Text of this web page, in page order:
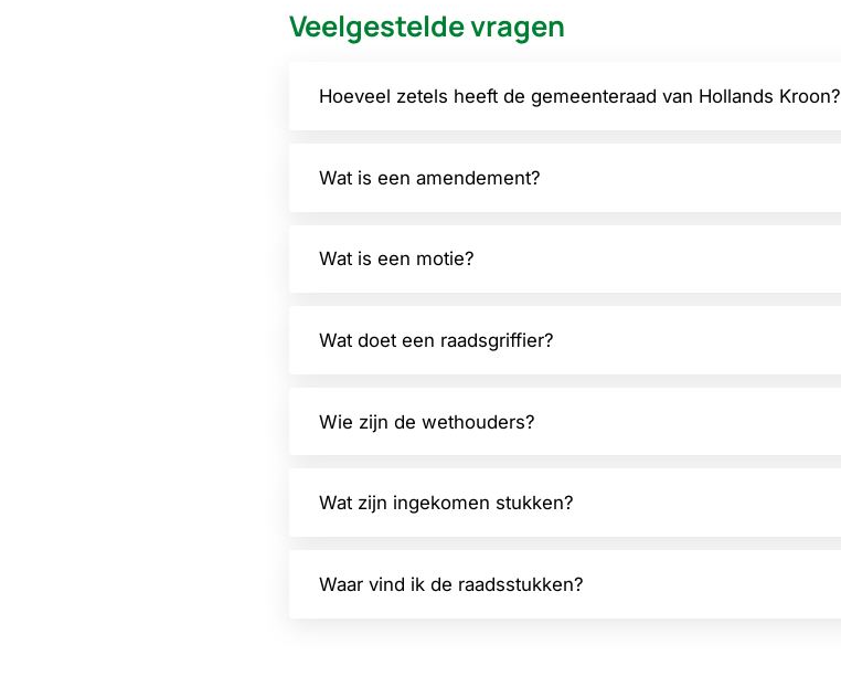
Veelgestelde vragen
Hoeveel zetels heeft de gemeenteraad van Hollands Kroon?
Wat is een amendement?
Wat is een motie?
Wat doet een raadsgriffier?
Wie zijn de wethouders?
Wat zijn ingekomen stukken?
Waar vind ik de raadsstukken?